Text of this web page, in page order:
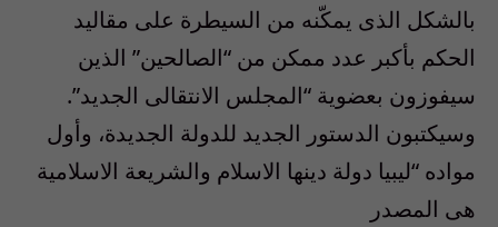
بالشكل الذى يمكّنه من السيطرة على مقاليد
الحكم بأكبر عدد ممكن من “الصالحين” الذين
سيفوزون بعضوية “المجلس الانتقالى الجديد”.
وسيكتبون الدستور الجديد للدولة الجديدة، وأول
مواده “ليبيا دولة دينها الاسلام والشريعة الاسلامية
هى المصدر